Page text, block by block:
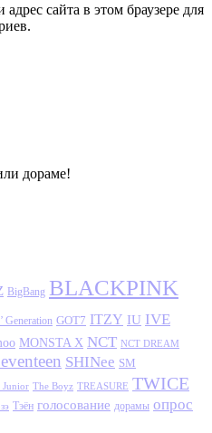
сайта в этом браузере для
дораме!
BigBang BLACKPINK
Generation GOT7 ITZY IU IVE
MONSTA X NCT NCT DREAM
SHINee SM
Junior The Boyz TREASURE TWICE
Тэён голосование дорамы опрос